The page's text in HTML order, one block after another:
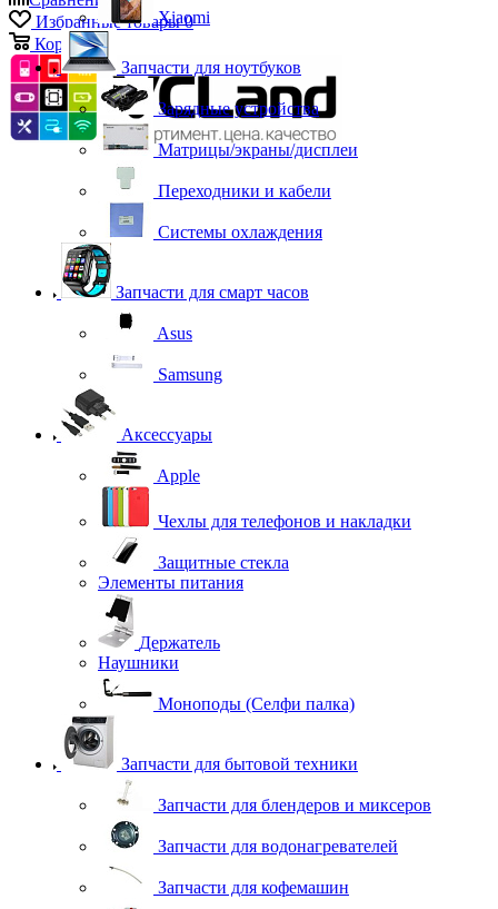
Избранные товары 0
Корзина 0
Xiaomi
Запчасти для ноутбуков
Зарядные устройства
Матрицы/экраны/дисплеи
Переходники и кабели
Системы охлаждения
Запчасти для смарт часов
Asus
Samsung
Аксессуары
Apple
Чехлы для телефонов и накладки
Защитные стекла
Элементы питания
Держатель
Наушники
Моноподы (Селфи палка)
Запчасти для бытовой техники
Запчасти для блендеров и миксеров
Запчасти для водонагревателей
Запчасти для кофемашин